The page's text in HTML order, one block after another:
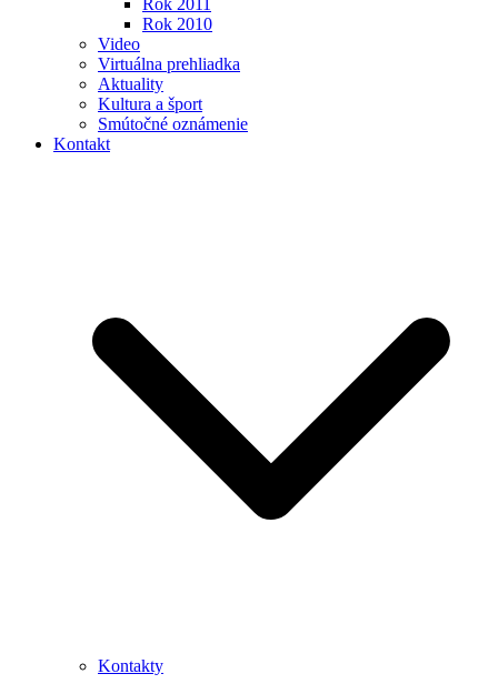
Rok 2010
Video
Virtuálna prehliadka
Aktuality
Kultura a šport
Smútočné oznámenie
Kontakt
Kontakty